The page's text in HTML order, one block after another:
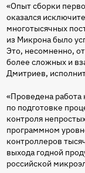
«Опыт сборки
оказался
многотысячных
из Микрона было
Это, несомненно,
более сложных и
Дмитриев,
«Проведена работа
по подготовке
контроля
программном
контроллеров
выхода годной
российской